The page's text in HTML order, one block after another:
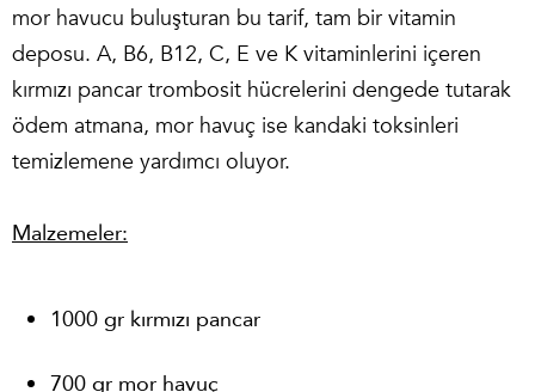
mor havucu buluşturan bu tarif, tam bir vitamin
deposu. A, B6, B12, C, E ve K vitaminlerini içeren
kırmızı pancar trombosit hücrelerini dengede tutarak
ödem atmana, mor havuç ise kandaki toksinleri
temizlemene yardımcı oluyor.
Malzemeler:
1000 gr kırmızı pancar
700 gr mor havuç